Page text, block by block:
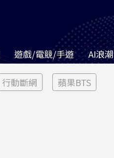
遊戲/電競/手遊 AI浪潮
行動斷網 蘋果BTS